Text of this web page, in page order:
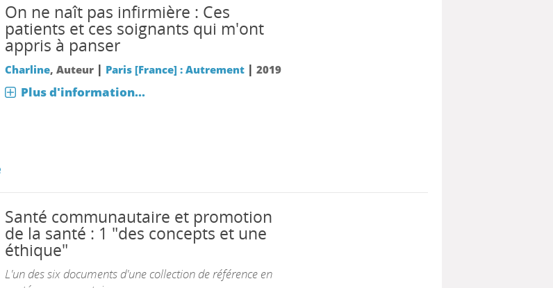
On ne naît pas infirmière : Ces
patients et ces soignants qui m'ont
appris à panser
Charline, Auteur | Paris [France] : Autrement| 2019
Plus d'information...
Santé communautaire et promotion
de la santé : 1 "des concepts et une
éthique"
L'un des six documents d'une collection de référence en